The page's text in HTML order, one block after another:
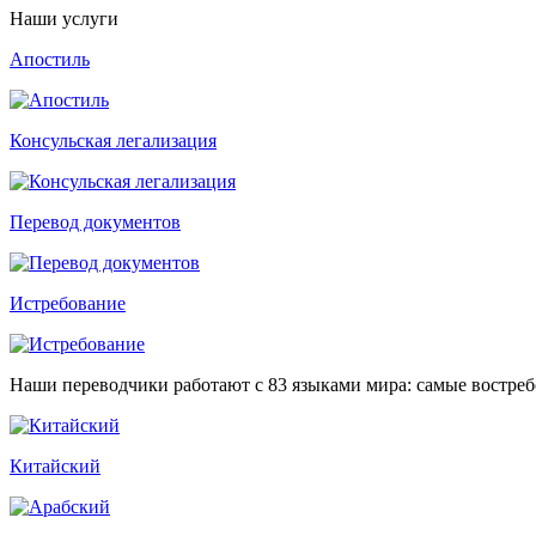
Наши услуги
Апостиль
Консульская легализация
Перевод документов
Истребование
Наши переводчики работают с 83 языками мира: самые
Китайский